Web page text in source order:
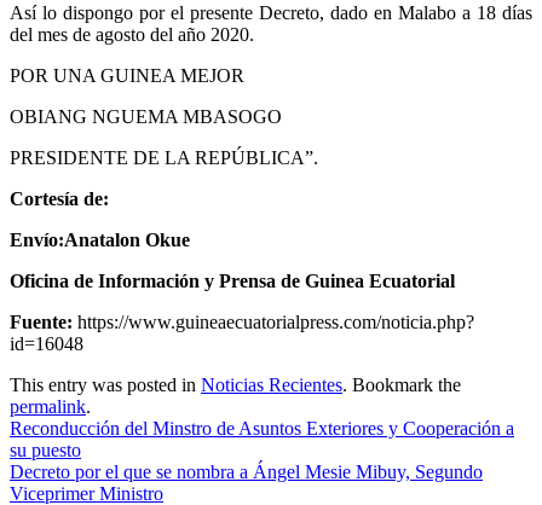
Así lo dispongo por el presente Decreto, dado en Malabo a 18 días
del mes de agosto del año 2020.
POR UNA GUINEA MEJOR
OBIANG NGUEMA MBASOGO
PRESIDENTE DE LA REPÚBLICA”.
Cortesía de:
Envío:Anatalon Okue
Oficina de Información y Prensa de Guinea Ecuatorial
Fuente: https://www.guineaecuatorialpress.com/noticia.php?
id=16048
This entry was posted in Noticias Recientes. Bookmark the
permalink.
Reconducción del Minstro de Asuntos Exteriores y Cooperación a
su puesto
Decreto por el que se nombra a Ángel Mesie Mibuy, Segundo
Viceprimer Ministro